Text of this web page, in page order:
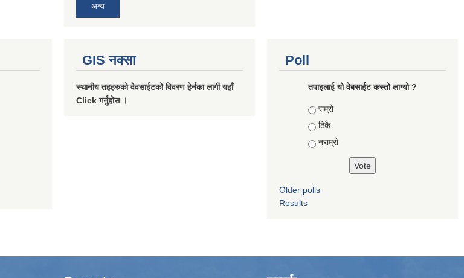
अन्य
GIS नक्सा
स्थानीय तहहरुको वेवसाईटको विवरण हेर्नका लागी यहाँ
Click गर्नुहोस ।
Poll
तपाइलाई यो वेबसाईट कस्तो लाग्यो ?
Choices
राम्रो
ठिकै
नराम्रो
Older polls
Results